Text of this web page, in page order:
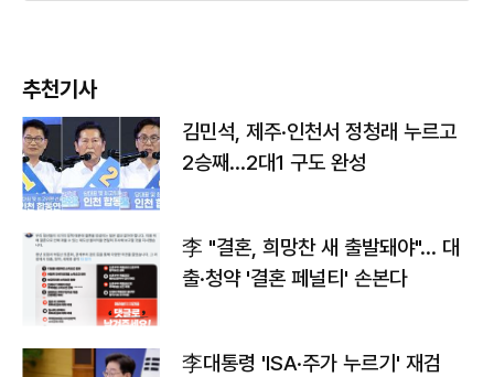
추천기사
김민석, 제주·인천서 정청래 누르고
2승째…2대1 구도 완성
李 "결혼, 희망찬 새 출발돼야"… 대
출·청약 '결혼 페널티' 손본다
李대통령 'ISA·주가 누르기' 재검